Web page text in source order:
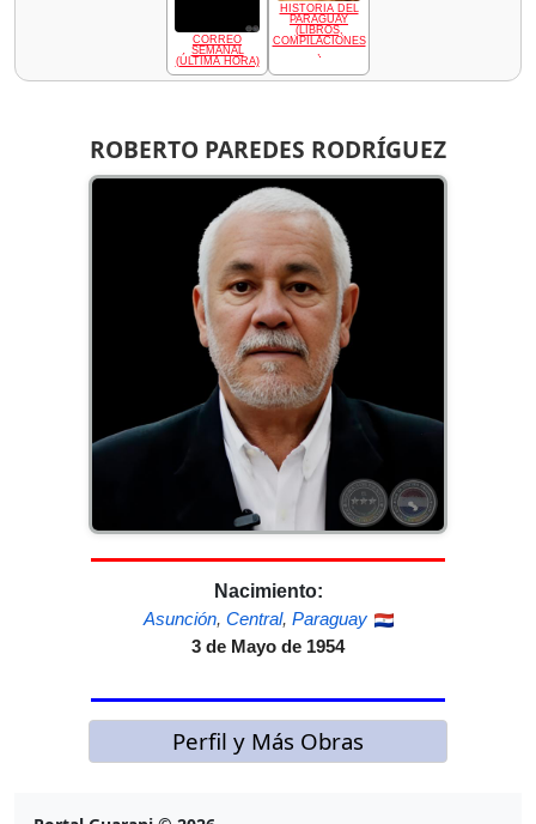
ROBERTO PAREDES RODRÍGUEZ
Nacimiento:
Asunción, Central, Paraguay
3 de Mayo de 1954
Perfil y Más Obras
CORREO
SEMANAL
(ÚLTIMA HORA)
HISTORIA DEL
PARAGUAY
(LIBROS,
COMPILACIONES